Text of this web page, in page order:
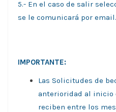
5.- En el caso de salir
se le comunicará por email.
IMPORTANTE:
Las Solicitudes de
anterioridad al inicio
reciben entre los